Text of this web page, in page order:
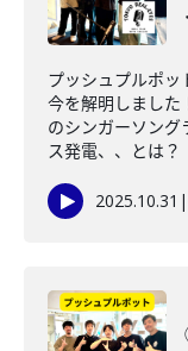
プッシュプルポッ
今を解明しました
のシンガーソング
ス発電、、とは？
2025.10.31 |